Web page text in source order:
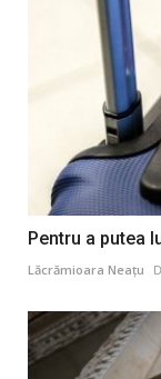
Pentru a putea
Lăcrămioara Neațu